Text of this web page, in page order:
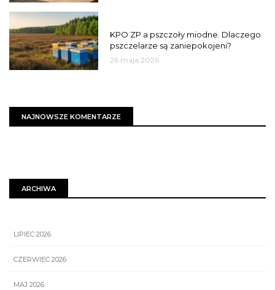
KPO ZP a pszczoły miodne. Dlaczego
pszczelarze są zaniepokojeni?
26 maja 2026
NAJNOWSZE KOMENTARZE
ARCHIWA
LIPIEC 2026
CZERWIEC 2026
MAJ 2026